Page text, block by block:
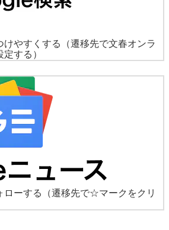
けやすくする
（遷移先で文春オンラ
する）
ローする
（遷移先で☆マークをクリ